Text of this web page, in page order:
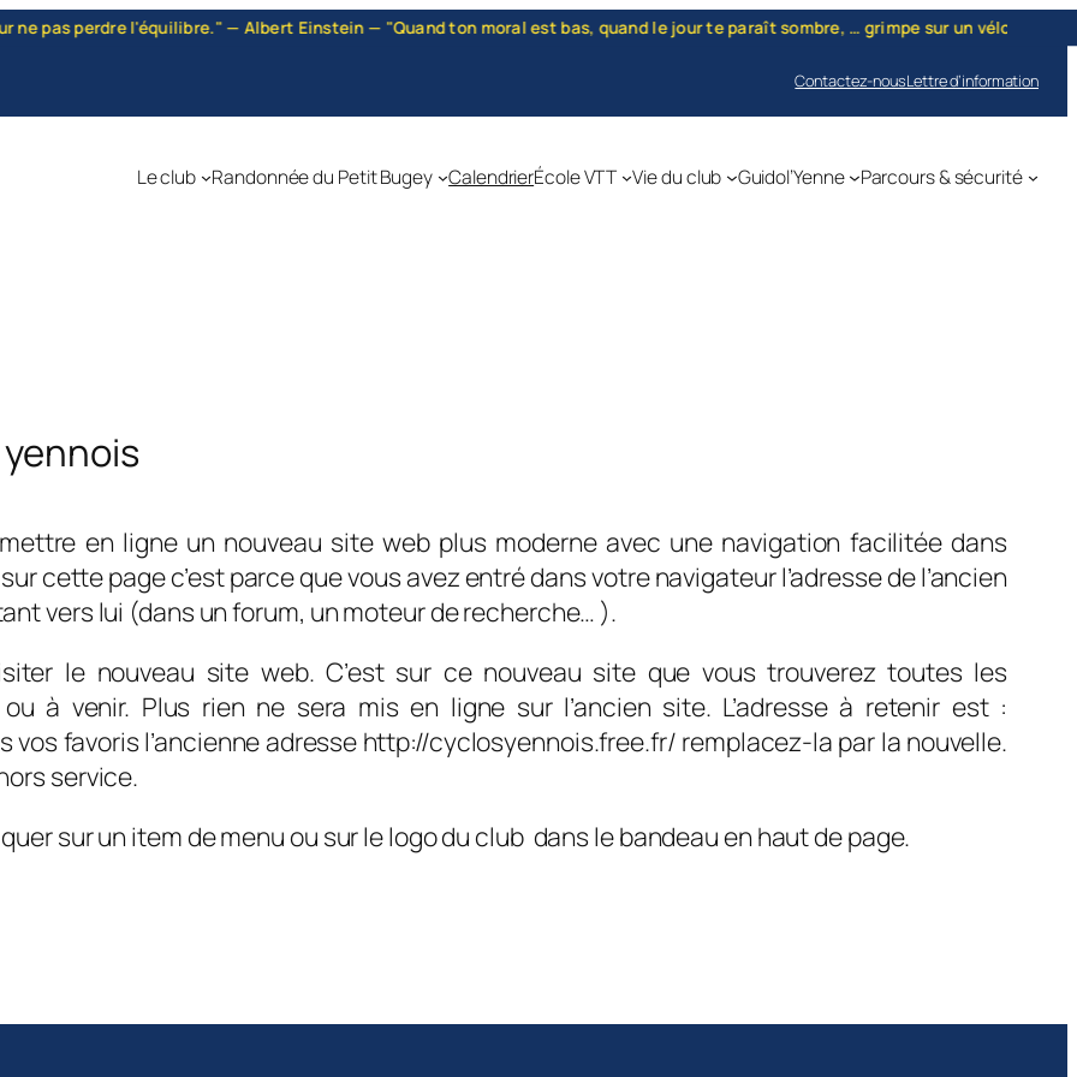
perdre l'équilibre." — Albert Einstein — "Quand ton moral est bas, quand le jour te paraît sombre, … grimpe sur un vélo et
Contactez-nousLettre d’information
Le club Randonnée du Petit Bugey CalendrierÉcole VTT Vie du club Guidol’Yenne Parcours & sécurité
en ligne un nouveau site web plus moderne avec une navigation facilitée dans
cette page c’est parce que vous avez entré dans votre navigateur l’adresse de l’ancien
vers lui (dans un forum, un moteur de recherche… ).
le nouveau site web. C’est sur ce nouveau site que vous trouverez toutes les
à venir. Plus rien ne sera mis en ligne sur l’ancien site. L’adresse à retenir est :
vos favoris l’ancienne adresse http://cyclosyennois.free.fr/ remplacez-la par la nouvelle.
service.
sur un item de menu ou sur le logo du club dans le bandeau en haut de page.